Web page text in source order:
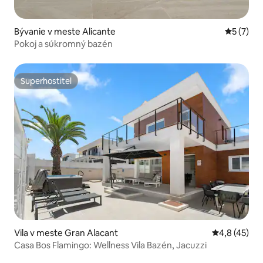
Bývanie v meste Alicante
5 (7)
Pokoj a súkromný bazén
Superhostiteľ
Superhostiteľ
Vila v meste Gran Alacant Priemerné
4,8 (45)
Casa Bos Flamingo: Wellness Vila Bazén, Jacuzzi